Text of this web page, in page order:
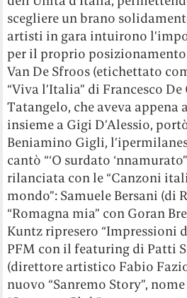
scegliere un brano
artisti in gara intuirono
per il proprio
Van De Sfroos (etichettato
“Viva l’Italia” di Francesco
Tatangelo, che aveva
insieme a Gigi D’Alessio,
Beniamino Gigli,
cantò “‘O surdato
rilanciata con le “Canzoni
mondo”: Samuele Bersani (di
“Romagna mia” con Goran
Kuntz ripresero “Impressioni
PFM con il featuring di Patti
(direttore artistico Fabio
nuovo “Sanremo Story”,